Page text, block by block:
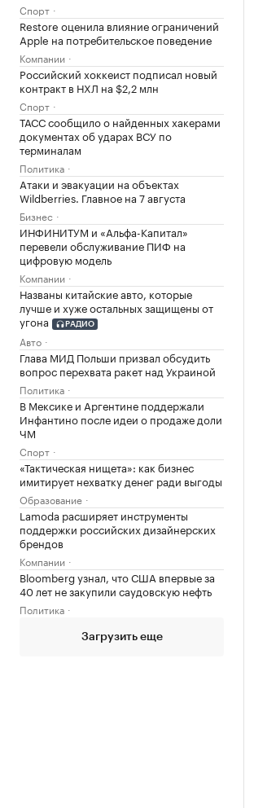
Спорт
Restore оценила влияние ограничений
Apple на потребительское поведение
Компании
Российский хоккеист подписал новый
контракт в НХЛ на $2,2 млн
Спорт
ТАСС сообщило о найденных хакерами
документах об ударах ВСУ по
терминалам
Политика
Атаки и эвакуации на объектах
Wildberries. Главное на 7 августа
Бизнес
ИНФИНИТУМ и «Альфа-Капитал»
перевели обслуживание ПИФ на
цифровую модель
Компании
Названы китайские авто, которые
лучше и хуже остальных защищены от
угона
РАДИО
Авто
Глава МИД Польши призвал обсудить
вопрос перехвата ракет над Украиной
Политика
В Мексике и Аргентине поддержали
Инфантино после идеи о продаже доли
ЧМ
Спорт
«Тактическая нищета»: как бизнес
имитирует нехватку денег ради выгоды
Образование
Lamoda расширяет инструменты
поддержки российских дизайнерских
брендов
Компании
Bloomberg узнал, что США впервые за
40 лет не закупили саудовскую нефть
Политика
Загрузить еще